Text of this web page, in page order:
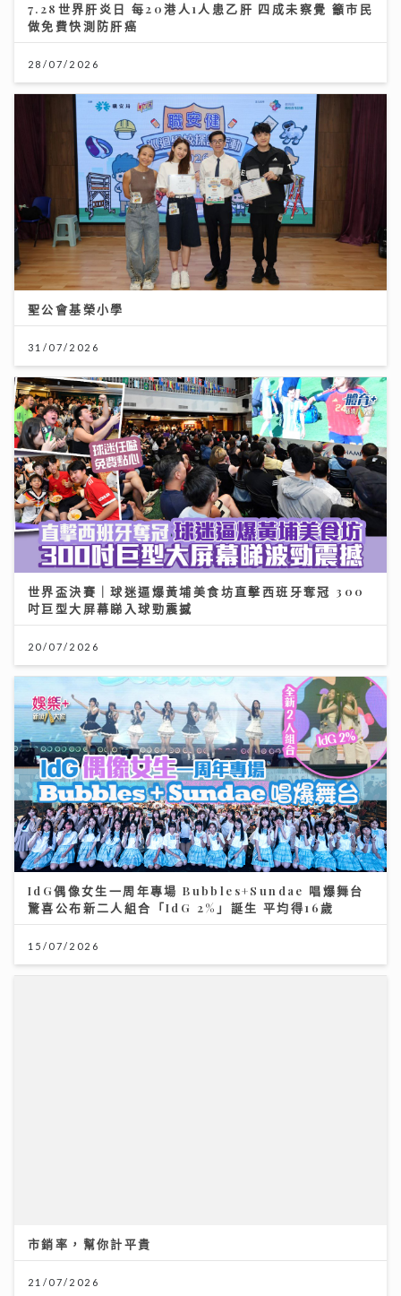
7.28世界肝炎日 每20港人1人患乙肝 四成未察覺 籲市民
做免費快測防肝癌
28/07/2026
聖公會基榮小學
31/07/2026
世界盃決賽｜球迷逼爆黃埔美食坊直擊西班牙奪冠 300
吋巨型大屏幕睇入球勁震撼
20/07/2026
IdG偶像女生一周年專場 Bubbles+Sundae 唱爆舞台
驚喜公布新二人組合「IdG 2%」誕生 平均得16歲
15/07/2026